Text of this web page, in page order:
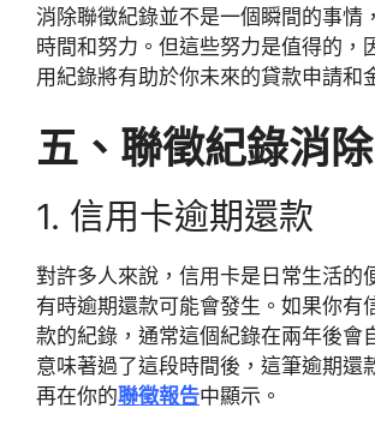
消除聯徵紀錄並不是一個瞬間的事情
時間和努力。但這些努力是值得的，
用紀錄將有助於你未來的貸款申請和
五、聯徵紀錄消
1. 信用卡逾期還款
對許多人來說，信用卡是日常生活的
有時逾期還款可能會發生。如果你有
款的紀錄，通常這個紀錄在兩年後會
意味著過了這段時間後，這筆逾期還
再在你的聯徵報告中顯示。